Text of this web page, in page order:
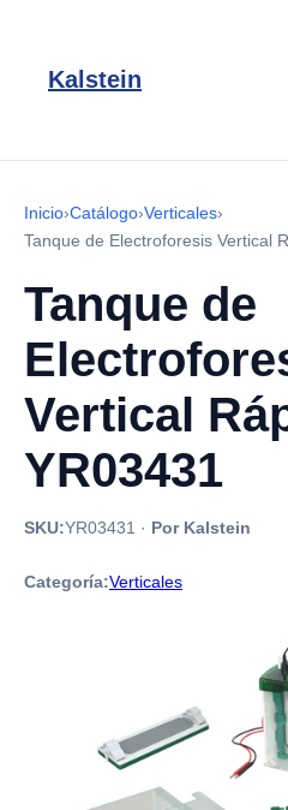
Kalstein
Inicio›Catálogo›Verticales›
Tanque de Electroforesis Vertical
Tanque de
Vertical
YR03431
SKU:YR03431 · Por Kalstein
Categoría:Verticales